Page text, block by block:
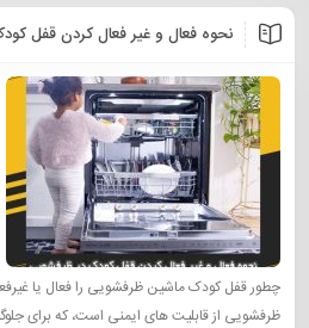
نحوه فعال و غیر فعال كردن قفل
چطور قفل کودک ماشین ظرفشویی را فعال یا
ظرفشویی از قابلیت‌ های ایمنی است، که برای